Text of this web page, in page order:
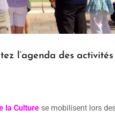
l’agenda des
la Culture se mobilisent lors